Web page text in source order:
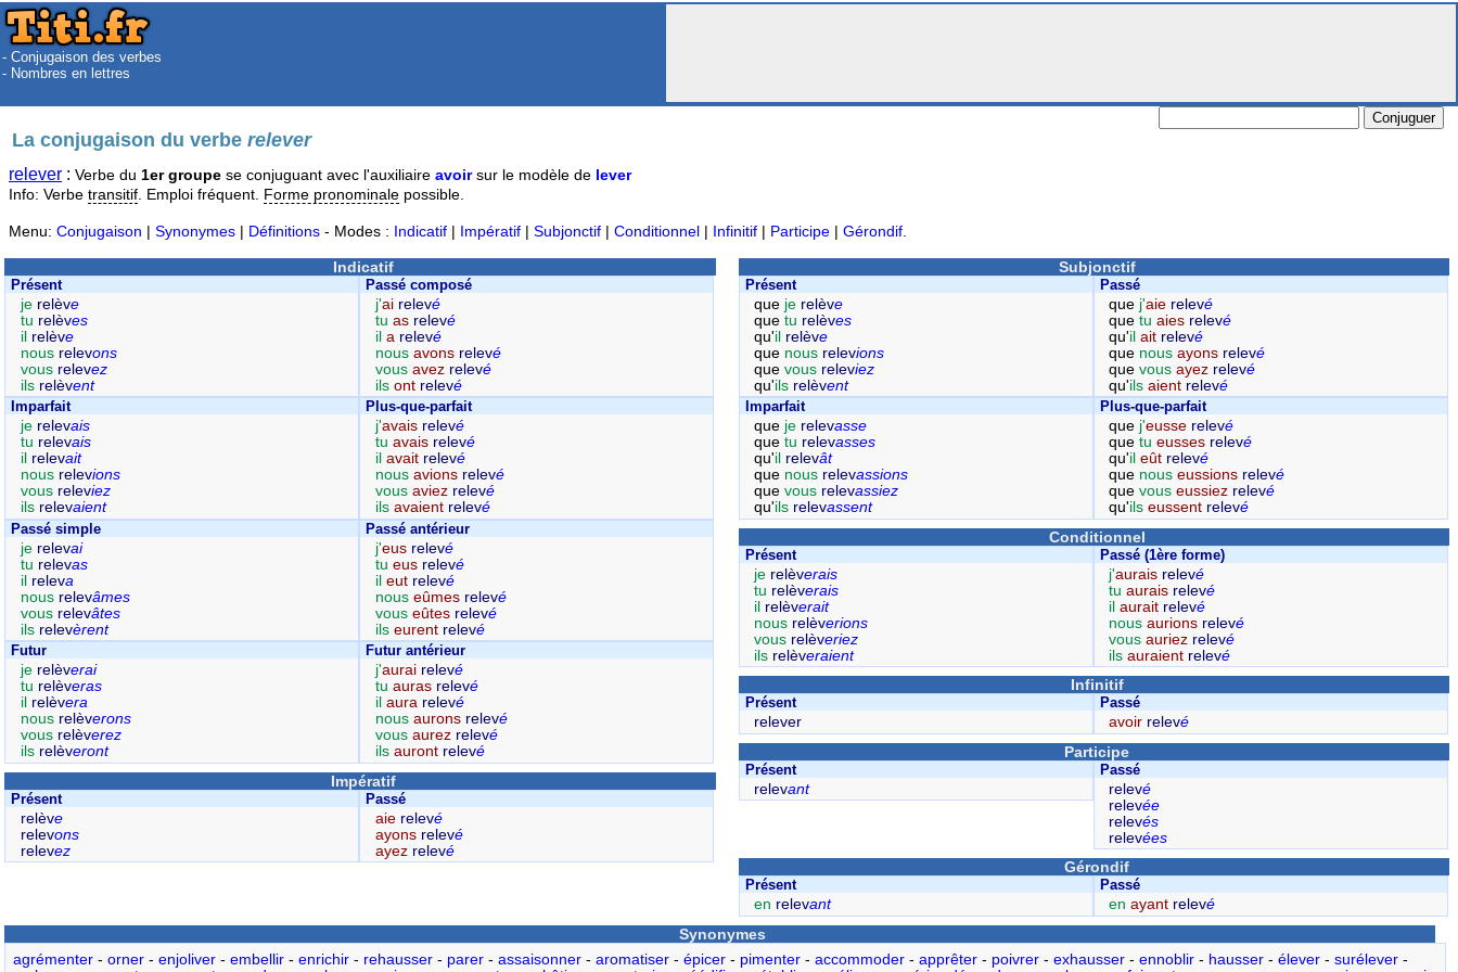
- Conjugaison des verbes
- Nombres en lettres
La conjugaison du verberelever
relever : Verbe du 1er groupe se conjuguant avec l'auxiliaire avoirsur le modèle de lever
Info: Verbe transitif . Emploi fréquent. Forme pronominale possible.
Menu: Conjugaison | Synonymes | Définitions - Modes : Indicatif | Impératif | Subjonctif | Conditionnel | Infinitif | Participe | Gérondif
Indicatif
Présent
je relève
tu relèves
il relève
nous relevons
vous relevez
ils relèvent
Passé composé
j'ai relevé
tu as relevé
il a relevé
nous avons relevé
vous avez relevé
ils ont relevé
Imparfait
je relevais
tu relevais
il relevait
nous relevions
vous releviez
ils relevaient
Plus-que-parfait
j'avais relevé
tu avais relevé
il avait relevé
nous avions relevé
vous aviez relevé
ils avaient relevé
Passé simple
je relevai
tu relevas
il releva
nous relevâmes
vous relevâtes
ils relevèrent
Passé antérieur
j'eus relevé
tu eus relevé
il eut relevé
nous eûmes relevé
vous eûtes relevé
ils eurent relevé
Futur
je relèverai
tu relèveras
il relèvera
nous relèverons
vous relèverez
ils relèveront
Futur antérieur
j'aurai relevé
tu auras relevé
il aura relevé
nous aurons relevé
vous aurez relevé
ils auront relevé
Impératif
Présent
relève
relevons
relevez
Passé
aie relevé
ayons relevé
ayez relevé
Subjonctif
Présent
que je relève
quetu relèves
qu'il relève
que nous relevions
quevous releviez
qu'ils relèvent
Passé
que j'aie relevé
quetuaies relevé
qu'ilait relevé
que nousayons relevé
quevousayez relevé
qu'ilsaient relevé
Imparfait
que je relevasse
quetu relevasses
qu'il relevât
que nous relevassions
quevous relevassiez
qu'ils relevassent
Plus-que-parfait
que j'eusse relevé
quetueusses relevé
qu'ileût relevé
que nouseussions relevé
quevouseussiez relevé
qu'ilseussent relevé
Conditionnel
Présent
je relèverais
tu relèverais
il relèverait
nous relèverions
vous relèveriez
ils relèveraient
Passé (1ère forme)
j'aurais relevé
tuaurais relevé
ilaurait relevé
nousaurions relevé
vousauriez relevé
ilsauraient relevé
Infinitif
Présent
relever
Passé
avoir relevé
Participe
Présent
relevant
Passé
relevé
relevée
relevés
relevées
Gérondif
Présent
en relevant
Passé
enayant relevé
Synonymes
agrémenter- orner- enjoliver- embellir- enrichir- rehausser- parer- assaisonner- aromatiser- épicer- pimenter- accommoder- apprêter- poivrer- exhausser- ennoblir- hausser- élever- surélever-